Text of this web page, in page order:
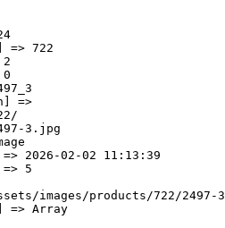
=> 722
2
0
=>
3.jpg
2026-02-02 11:13:39
=> 5
images/products/722/2497-
=> Array